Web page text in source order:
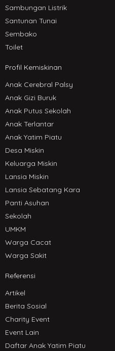
Sambungan Listrik
Santunan Tunai
Sembako
Toilet
Profil Kemiskinan
Anak Cerebral Palsy
Anak Gizi Buruk
Anak Putus Sekolah
Anak Terlantar
Anak Yatim Piatu
Desa Miskin
Keluarga Miskin
Lansia Miskin
Lansia Sebatang Kara
Panti Asuhan
Sekolah
UMKM
Warga Cacat
Warga Sakit
Referensi
Artikel
Berita Sosial
Charity Event
Event Lain
Daftar Anak Yatim Piatu